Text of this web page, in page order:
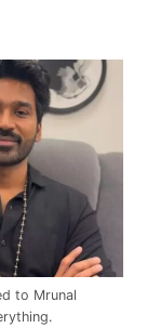
to Mrunal